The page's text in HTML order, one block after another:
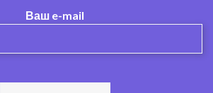
Ваш e-mail